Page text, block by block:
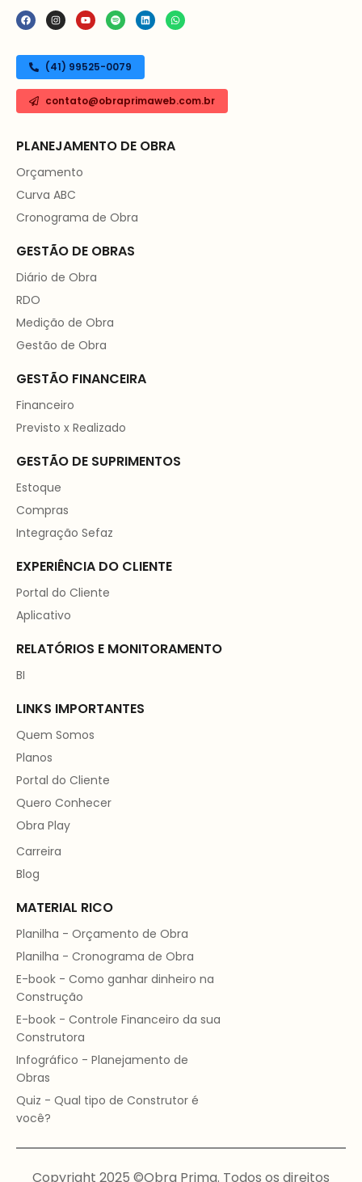
(41) 99525-0079
contato@obraprimaweb.com.br
PLANEJAMENTO DE OBRA
Orçamento
Curva ABC
Cronograma de Obra
GESTÃO DE OBRAS
Diário de Obra
RDO
Medição de Obra
Gestão de Obra
GESTÃO FINANCEIRA
Financeiro
Previsto x Realizado
GESTÃO DE SUPRIMENTOS
Estoque
Compras
Integração Sefaz
EXPERIÊNCIA DO CLIENTE
Portal do Cliente
Aplicativo
RELATÓRIOS E MONITORAMENTO
BI
LINKS IMPORTANTES
Quem Somos
Planos
Portal do Cliente
Quero Conhecer
Obra Play
Carreira
Blog
MATERIAL RICO
Planilha - Orçamento de Obra
Planilha - Cronograma de Obra
E-book - Como ganhar dinheiro na
Construção
E-book - Controle Financeiro da sua
Construtora
Infográfico - Planejamento de
Obras
Quiz - Qual tipo de Construtor é
você?
Copyright 2025 ©Obra Prima. Todos os direitos